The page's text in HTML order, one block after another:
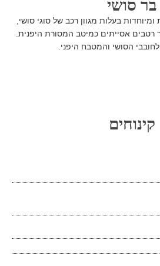
בר סושי
בעלות מגוון רכב של סוגי סושי,
רטבים אסייתים כמיטב המסורת היפנית.
הסושי והמטבח היפני.
קינוחים